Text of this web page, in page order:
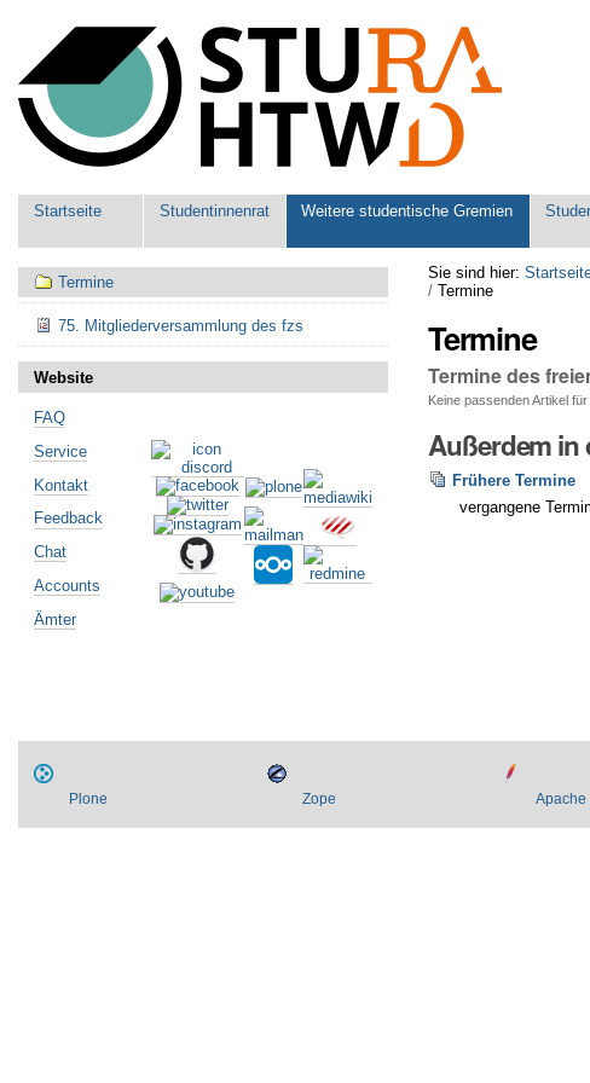
Werkzeuge
Sektionen
Startseite Studentinnenrat Weitere studentische Gremien
Sie sind hier:
/Termine
Termine
Termine des
Keine passenden Artikel
Außerdem in
Frühere Termine
vergangene
Navigation
Termine
75. Mitgliederversammlung des fzs
Website
FAQ
Service
Kontakt
Feedback
Chat
Accounts
Ämter
Plone Zope Apache